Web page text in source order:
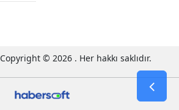
Copyright © 2026 . Her hakkı saklıdır.